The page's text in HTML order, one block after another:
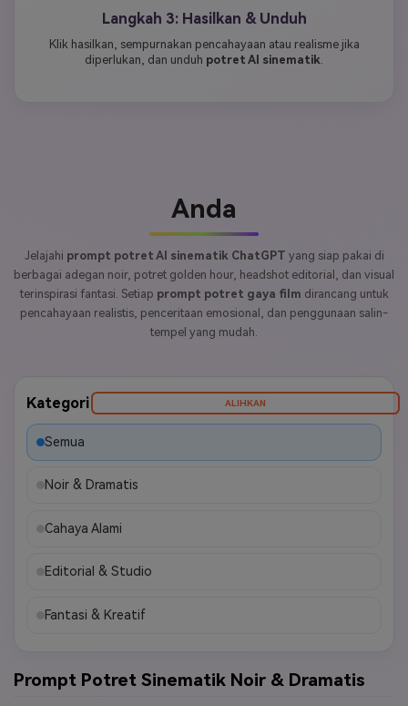
Langkah 3: Hasilkan & Unduh
Klik hasilkan, sempurnakan pencahayaan atau realisme jika
diperlukan, dan unduh potret AI sinematik
Anda
Jelajahi prompt potret AI sinematik ChatGPT yang siap pakai di
berbagai adegan noir, potret golden hour, headshot editorial, dan visual
terinspirasi fantasi. Setiap prompt potret gaya film dirancang untuk
pencahayaan realistis, penceritaan emosional, dan penggunaan salin-
tempel yang mudah.
Kategori ALIHKAN
Semua
Noir & Dramatis
Cahaya Alami
Editorial & Studio
Fantasi & Kreatif
Prompt Potret Sinematik Noir & Dramatis